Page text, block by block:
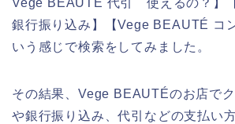
Vege BEAUTÉ 代引 使えるの？】
銀行振り込み】【Vege BEAUTÉ コ
いう感じで検索をしてみました。
その結果、Vege BEAUTÉのお店で
や銀行振り込み、代引などの支払い